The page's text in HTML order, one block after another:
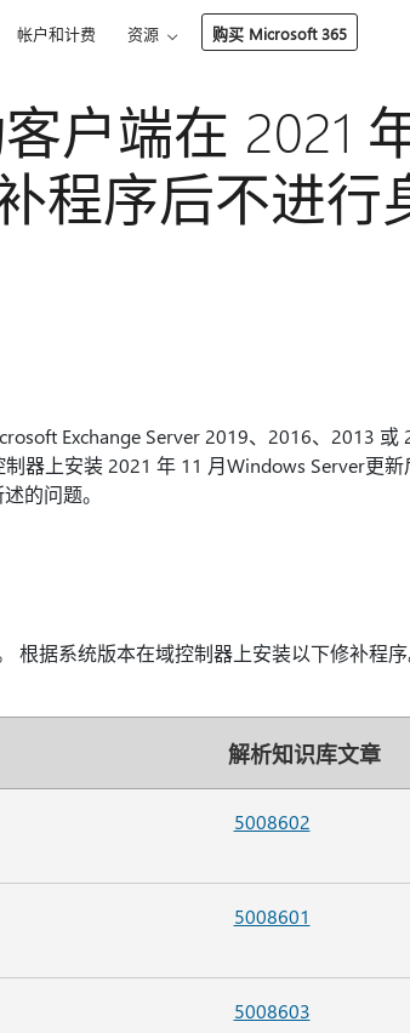
帐户和计费 资源 购买 Microsoft 365
户端在 2021
程序后不进行
Exchange Server 2019、2016、2013 或
器上安装 2021 年 11 月Windows Server更
的问题。
根据系统版本在域控制器上安装以下修补程
解析知识库文章
5008602
5008601
5008603